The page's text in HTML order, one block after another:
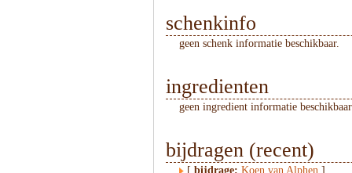
schenkinfo
geen schenk informatie beschikbaar.
ingredienten
geen ingredient informatie
bijdragen (recent)
[ bijdrage: Koen van Alphen ]